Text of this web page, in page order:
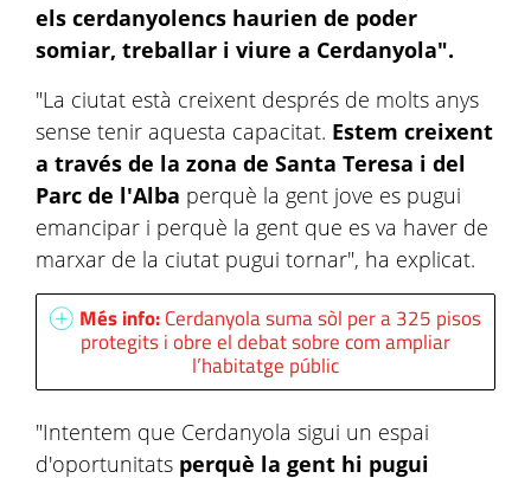
els cerdanyolencs haurien de poder
somiar, treballar i viure a Cerdanyola".
"La ciutat està creixent després de molts anys
sense tenir aquesta capacitat. Estem creixent
a través de la zona de Santa Teresa i del
Parc de l'Alba perquè la gent jove es pugui
emancipar i perquè la gent que es va haver de
marxar de la ciutat pugui tornar", ha explicat.
Més info:Cerdanyola suma sòl per a 325 pisos
protegits i obre el debat sobre com ampliar
l’habitatge públic
"Intentem que Cerdanyola sigui un espai
d'oportunitats perquè la gent hi pugui